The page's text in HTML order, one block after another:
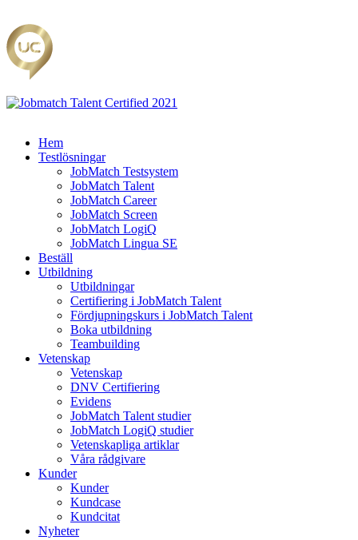
Hem
Testlösningar
JobMatch Testsystem
JobMatch Talent
JobMatch Career
JobMatch Screen
JobMatch LogiQ
JobMatch Lingua SE
Beställ
Utbildning
Utbildningar
Certifiering i JobMatch Talent
Fördjupningskurs i JobMatch Talent
Boka utbildning
Teambuilding
Vetenskap
Vetenskap
DNV Certifiering
Evidens
JobMatch Talent studier
JobMatch LogiQ studier
Vetenskapliga artiklar
Våra rådgivare
Kunder
Kunder
Kundcase
Kundcitat
Nyheter